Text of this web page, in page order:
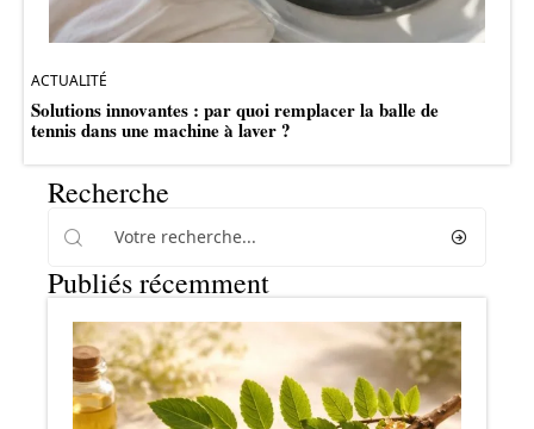
ACTUALITÉ
Solutions innovantes : par quoi remplacer la balle de
tennis dans une machine à laver ?
Recherche
Publiés récemment